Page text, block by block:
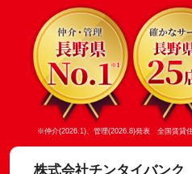
※仲介(2026.1)、管理(2026.8)発表 全国賃貸住
株式会社チンタイバンク